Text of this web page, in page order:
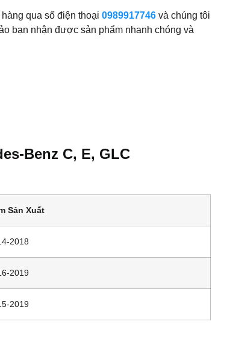
qua số điện thoại 0989917746 và chúng tôi
bạn nhận được sản phẩm nhanh chóng và
Benz C, E, GLC
Sản Xuất
2018
2019
2019